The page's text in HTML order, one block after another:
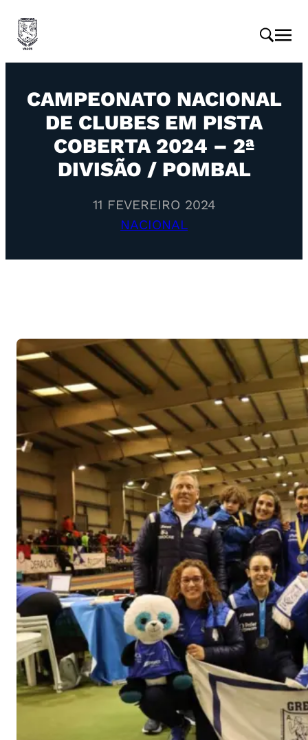
CAMPEONATO NACIONAL
DE CLUBES EM PISTA
COBERTA 2024 – 2ª
DIVISÃO / POMBAL
11 FEVEREIRO 2024
NACIONAL